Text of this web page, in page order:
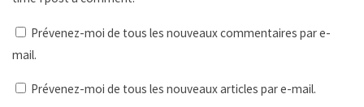
Prévenez-moi de tous les nouveaux commentaires par e-
mail.
Prévenez-moi de tous les nouveaux articles par e-mail.